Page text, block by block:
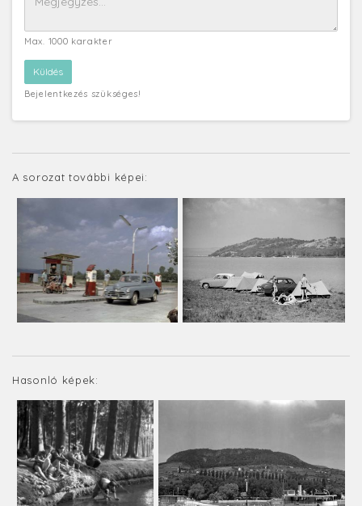
Max. 1000 karakter
Bejelentkezés szükséges!
A sorozat további képei:
Hasonló képek: